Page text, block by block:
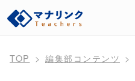
TOP 編集部コンテンツ